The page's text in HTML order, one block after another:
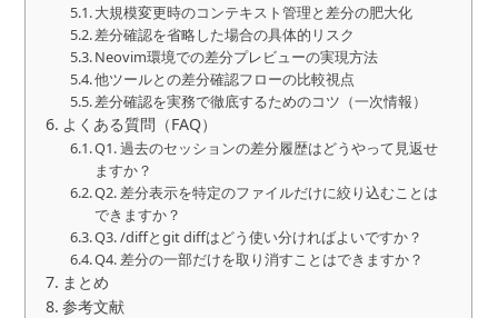
大規模変更時のコンテキスト管理と差分の肥大化
差分確認を省略した場合の具体的リスク
Neovim環境での差分プレビューの実現方法
他ツールとの差分確認フローの比較視点
差分確認を実務で徹底するためのコツ（一次情報）
よくある質問（FAQ）
Q1. 過去のセッションの差分履歴はどうやって見返せ
ますか？
Q2. 差分表示を特定のファイルだけに絞り込むことは
できますか？
Q3. /diffとgit diffはどう使い分ければよいですか？
Q4. 差分の一部だけを取り消すことはできますか？
まとめ
参考文献